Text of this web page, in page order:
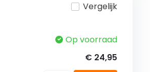
Vergelijk
Op voorraad
€ 24,95